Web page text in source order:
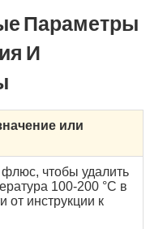
Параметры
И
или
флюс, чтобы удалить
100-200 °C в
от инструкции к